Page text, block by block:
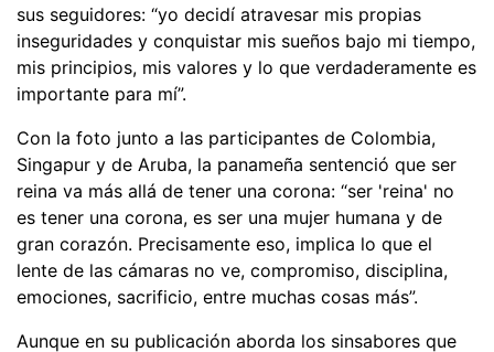
sus seguidores: “yo decidí atravesar mis propias
inseguridades y conquistar mis sueños bajo mi tiempo,
mis principios, mis valores y lo que verdaderamente es
importante para mí”.
Con la foto junto a las participantes de Colombia,
Singapur y de Aruba, la panameña sentenció que ser
reina va más allá de tener una corona: “ser 'reina' no
es tener una corona, es ser una mujer humana y de
gran corazón. Precisamente eso, implica lo que el
lente de las cámaras no ve, compromiso, disciplina,
emociones, sacrificio, entre muchas cosas más”.
Aunque en su publicación aborda los sinsabores que